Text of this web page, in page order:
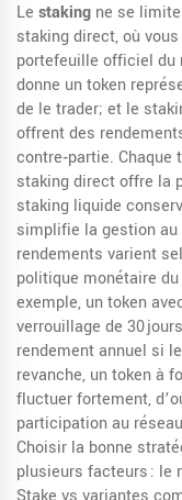
Le staking ne se
staking direct, où
portefeuille officiel du
donne un token
de le trader; et le
offrent des
contre‑partie.
staking direct offre la
staking liquide
simplifie la gestion au
rendements varient
politique monétaire
exemple, un token
verrouillage de 30
rendement annuel si
revanche, un token à
fluctuer fortement,
participation au
Choisir la bonne
plusieurs facteurs : le